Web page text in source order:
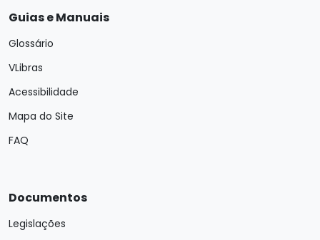
Guias e Manuais
Glossário
VLibras
Acessibilidade
Mapa do Site
FAQ
Documentos
Legislações